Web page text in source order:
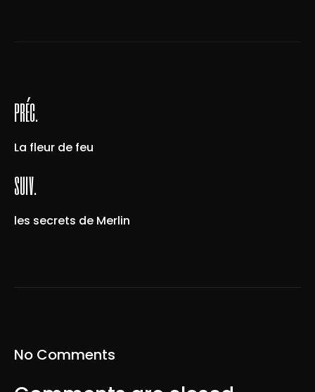
préc.
La fleur de feu
suiv.
les secrets de Merlin
No Comments